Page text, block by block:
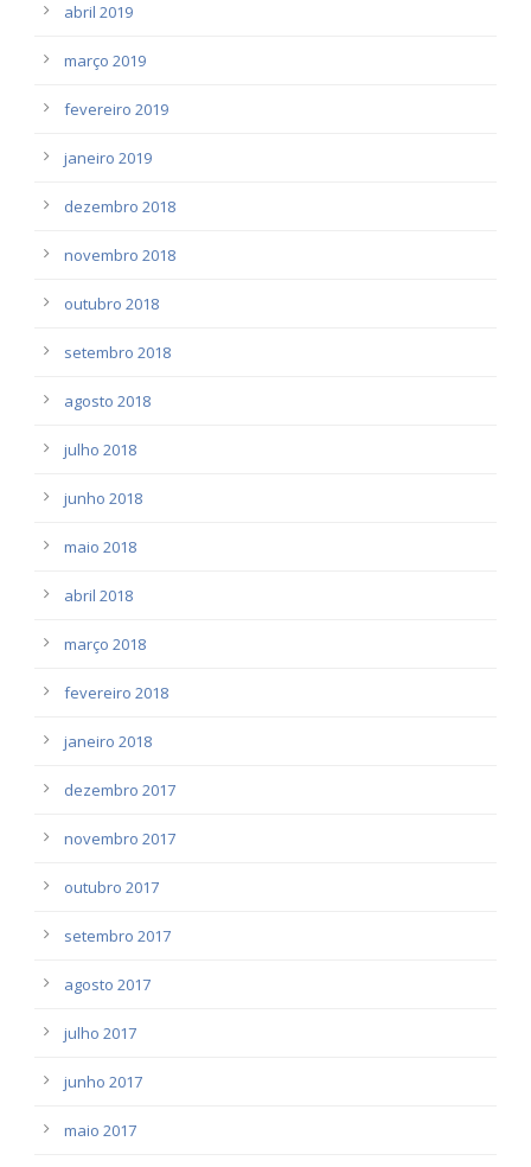
abril 2019
março 2019
fevereiro 2019
janeiro 2019
dezembro 2018
novembro 2018
outubro 2018
setembro 2018
agosto 2018
julho 2018
junho 2018
maio 2018
abril 2018
março 2018
fevereiro 2018
janeiro 2018
dezembro 2017
novembro 2017
outubro 2017
setembro 2017
agosto 2017
julho 2017
junho 2017
maio 2017